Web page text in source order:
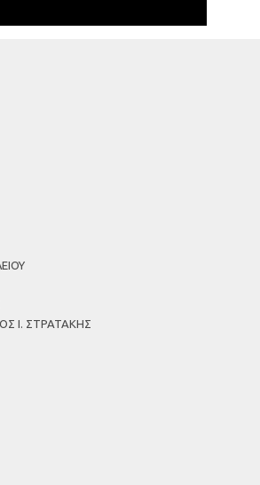
Ι. ΣΤΡΑΤΑΚΗΣ